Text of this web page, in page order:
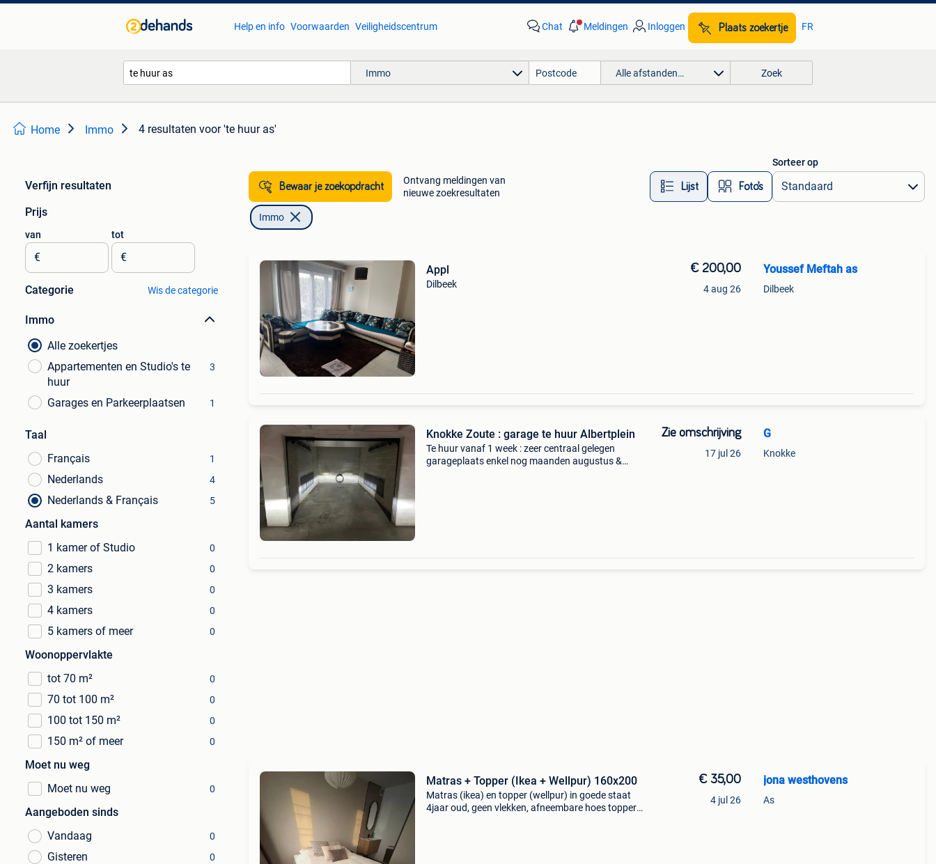
Help en info Voorwaarden Veiligheidscentrum Chat Meldingen Inloggen Plaats zoekertje FR
Immo Alle afstanden… Zoek
Home Immo 4 resultaten voor 'te huur as'
Verfijn resultaten
Prijs
van
€
tot
€
Categorie Wis de categorie
Immo
Alle zoekertjes
Appartementen en Studio's te
huur
3
Garages en Parkeerplaatsen 1
Taal
Français
1
Nederlands 4
Nederlands & Français 5
Aantal kamers
1 kamer of Studio
0
2 kamers 0
3 kamers 0
4 kamers 0
5 kamers of meer 0
Woonoppervlakte
tot 70 m²
0
70 tot 100 m² 0
100 tot 150 m² 0
150 m² of meer 0
Moet nu weg
Moet nu weg
0
Aangeboden sinds
Vandaag
0
Gisteren 0
Bewaar je zoekopdracht
Ontvang meldingen van
nieuwe zoekresultaten
Lijst Foto’s
Sorteer op
Immo
Appl
Dilbeek
€ 200,00
4 aug 26
Youssef Meftah as
Dilbeek
Knokke Zoute : garage te huur Albertplein
Te huur vanaf 1 week : zeer centraal gelegen
garageplaats enkel nog maanden augustus &
Zie omschrijving
17 jul 26
G
Knokke
Matras + Topper (Ikea + Wellpur) 160x200
Matras (ikea) en topper (wellpur) in goede staat
4jaar oud, geen vlekken, afneembare hoes topper
€ 35,00
4 jul 26
jona westhovens
As